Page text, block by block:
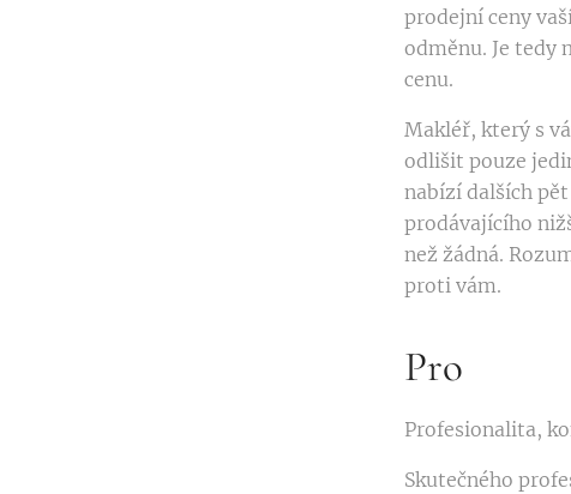
prodejní ceny
odměnu. Je tedy
cenu.
Makléř, který s
odlišit pouze
nabízí dalších
prodávajícího
než žádná.
proti vám.
Pro
Profesionalita,
Skutečného